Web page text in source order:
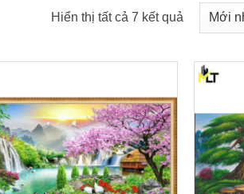
Hiển thị tất cả 7 kết quả